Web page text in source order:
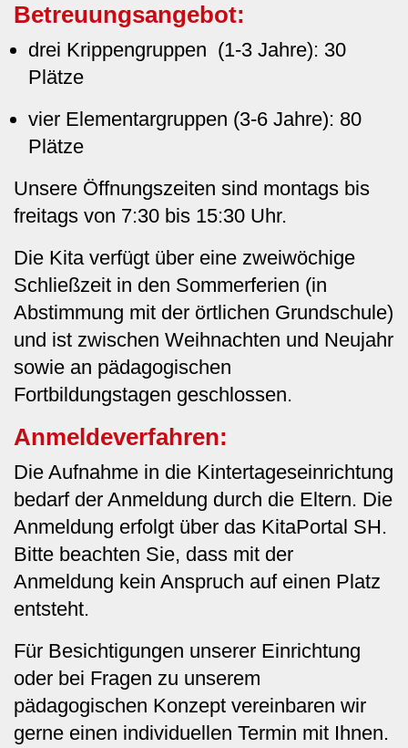
Betreuungsangebot:
drei Krippengruppen (1-3 Jahre): 30
Plätze
vier Elementargruppen (3-6 Jahre): 80
Plätze
Unsere Öffnungszeiten sind montags bis
freitags von 7:30 bis 15:30 Uhr.
Die Kita verfügt über eine zweiwöchige
Schließzeit in den Sommerferien (in
Abstimmung mit der örtlichen Grundschule)
und ist zwischen Weihnachten und Neujahr
sowie an pädagogischen
Fortbildungstagen geschlossen.
Anmeldeverfahren:
Die Aufnahme in die Kintertageseinrichtung
bedarf der Anmeldung durch die Eltern. Die
Anmeldung erfolgt über das KitaPortal SH.
Bitte beachten Sie, dass mit der
Anmeldung kein Anspruch auf einen Platz
entsteht.
Für Besichtigungen unserer Einrichtung
oder bei Fragen zu unserem
pädagogischen Konzept vereinbaren wir
gerne einen individuellen Termin mit Ihnen.